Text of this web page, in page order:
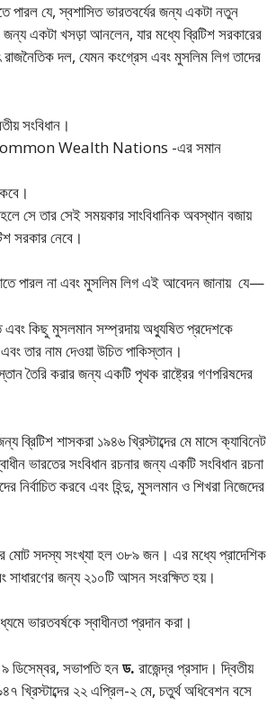
পারল যে, স্বশাসিত ভারতবর্যের জন্য একটা নতুন
জন্য একটা খসড়া আনলেন, যার মধ্যে ব্রিটিশ সরকারের
দল, যেমন কংগ্রেস এবং মুসলিম লিগ তাদের
সংবিধান।
Common Wealth Nations -এর সমান
সে তার সেই সময়কার সাংবিধানিক অবস্থান বজায়
সরকার নেবে।
পারল না এবং মুসলিম লিগ এই আবেদন জানায় যে—
এবং কিছু মুসলমান সম্প্রদায় অধ্যুষিত প্রদেশকে
তার নাম দেওয়া উচিত পাকিস্তান।
তৈরি করার জন্য একটি পৃথক রাষ্ট্রের গণপরিষদের
ব্রিটিশ শাসকরা ১৯৪৬ খ্রিস্টাব্দের মে মাসে ক্যাবিনেট
ভারতের সংবিধান রচনার জন্য একটি সংবিধান রচনা
করবে এবং হিন্দু, মুসলমান ও শিখরা নিজেদের
মােট সদস্য সংখ্যা হল ৩৮৯ জন। এর মধ্যে প্রাদেশিক
সাধারণের জন্য ২১০টি আসন সংরক্ষিত হয়।
ভারতবর্ষকে স্বাধীনতা প্রদান করা।
ডিসেম্বর, সভাপতি হনড. রাজেন্দ্র প্রসাদ। দ্বিতীয়
খ্রিস্টাব্দের ২২ এপ্রিল-২ মে, চতুর্থ অধিবেশন বসে